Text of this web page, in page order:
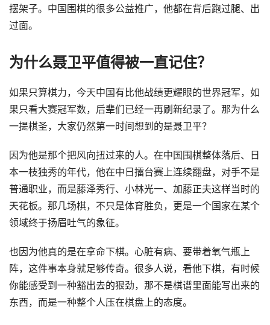
摆架子。中国围棋的很多公益推广，他都在背后跑过腿、出
过面。
为什么聂卫平值得被一直记住？
如果只算棋力，今天中国有比他战绩更耀眼的世界冠军，如
果只看大赛冠军数，后辈们已经一再刷新纪录了。那为什么
一提棋圣，大家仍然第一时间想到的是聂卫平？
因为他是那个把风向扭过来的人。在中国围棋整体落后、日
本一枝独秀的年代，他在中日擂台赛上连续翻盘，对手不是
普通职业，而是藤泽秀行、小林光一、加藤正夫这样当时的
天花板。那几场棋，不只是体育胜负，更是一个国家在某个
领域终于扬眉吐气的象征。
也因为他真的是在拿命下棋。心脏有病、要带着氧气瓶上
阵，这件事本身就足够传奇。很多人说，看他下棋，有时候
你能感受到一种豁出去的狠劲，那不是棋谱里面能写出来的
东西，而是一种整个人压在棋盘上的态度。